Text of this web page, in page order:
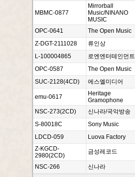
MBMC-0877
Mirrorball
Music/NINANO
MUSIC
OPC-0641 The Open Music
Z-DGT-2111028
류인상
L-100004865
로엔엔터테인먼트
OPC-0587
The Open Music
SUC-2128(4CD)
에스엘미디어
emu-0617
Heritage
Gramophone
NSC-273(2CD) 신나라/국악방송
S-80018C
Sony Music
LDCD-059
Luova Factory
Z-KGCD-
2980(2CD)
금성레코드
NSC-266 신나라